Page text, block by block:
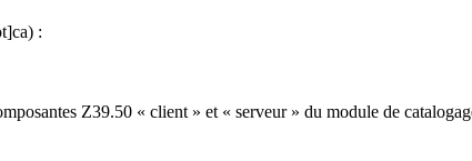
:
Z39.50 « client » et « serveur » du module de